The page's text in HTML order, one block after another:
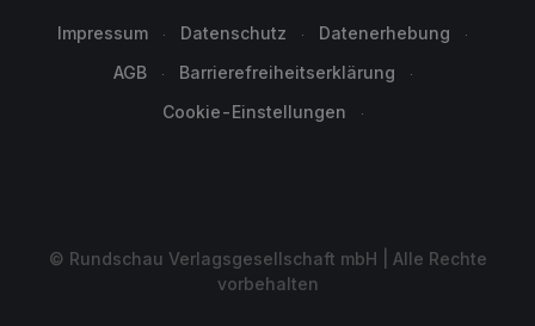
Impressum Datenschutz
Datenerhebung
AGB
Barrierefreiheitserklärung
Cookie-Einstellungen
© Rundschau Verlagsgesellschaft mbH | Alle Rechte
vorbehalten